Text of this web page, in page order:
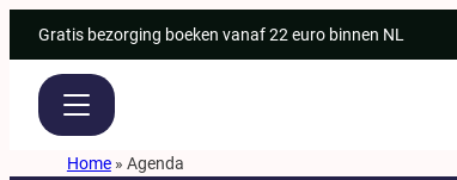
naar
inhoud
Gratis bezorging boeken vanaf 22 euro binnen NL
Home» Agenda